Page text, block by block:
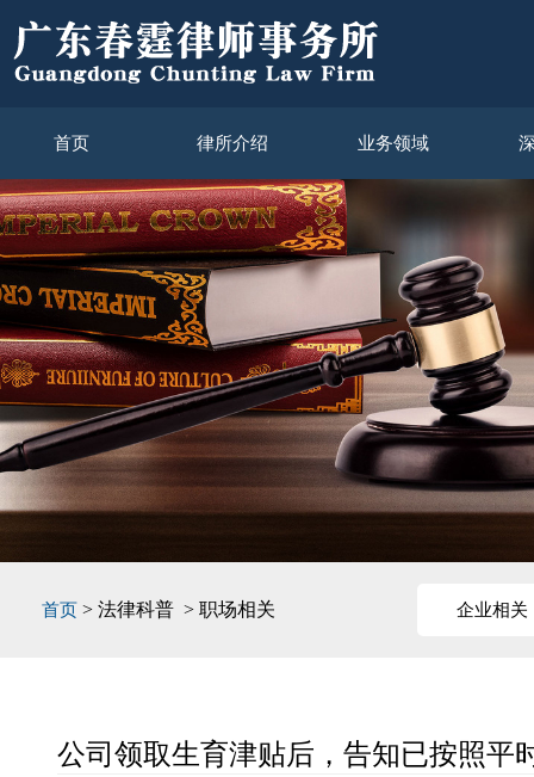
首页 律所介绍 业务领域
首页 > 法律科普 > 职场相关 企业相关
公司领取生育津贴后，告知已按照平